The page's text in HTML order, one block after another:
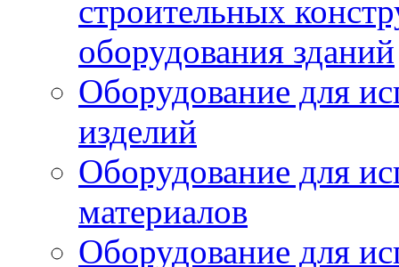
строительных
оборудования зданий
Оборудование для
изделий
Оборудование для
материалов
Оборудование для